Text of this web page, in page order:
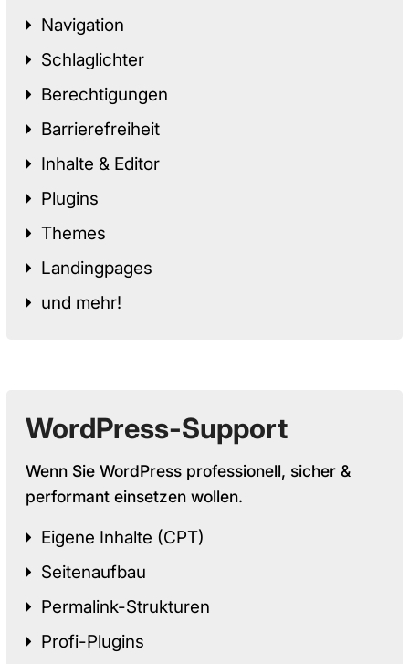
Navigation
Schlaglichter
Berechtigungen
Barrierefreiheit
Inhalte & Editor
Plugins
Themes
Landingpages
und mehr!
WordPress-Support
Wenn Sie WordPress professionell, sicher &
performant einsetzen wollen.
Eigene Inhalte (CPT)
Seitenaufbau
Permalink-Strukturen
Profi-Plugins